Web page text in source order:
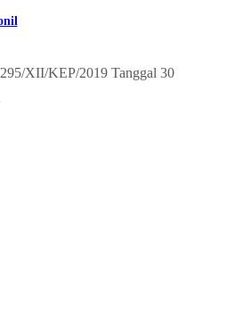
XII/KEP/2019 Tanggal 30